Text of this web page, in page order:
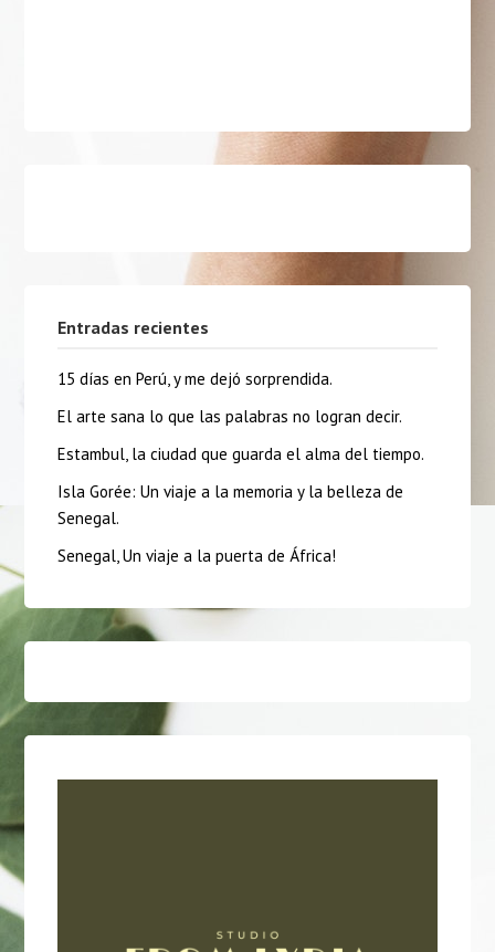
Entradas recientes
15 días en Perú, y me dejó sorprendida.
El arte sana lo que las palabras no logran decir.
Estambul, la ciudad que guarda el alma del tiempo.
Isla Gorée: Un viaje a la memoria y la belleza de
Senegal.
Senegal, Un viaje a la puerta de África!